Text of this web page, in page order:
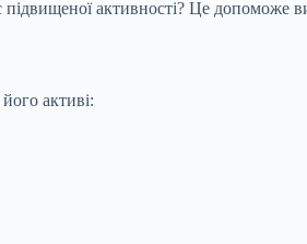
активності? Це допоможе
активі: